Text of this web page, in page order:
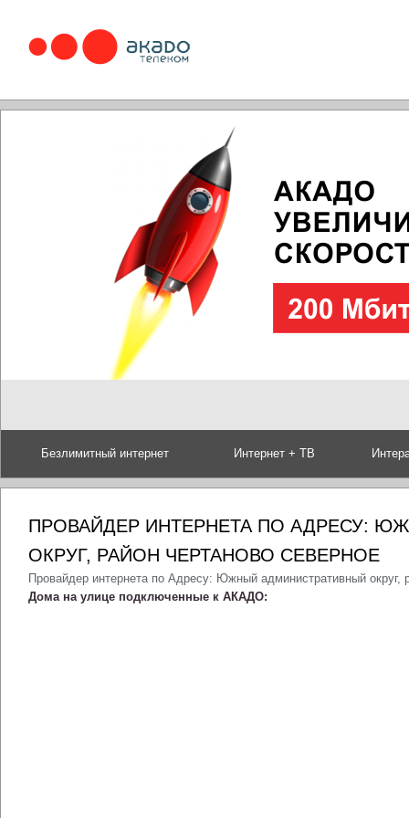
Безлимитный интернет Интернет + ТВ
ПРОВАЙДЕР ИНТЕРНЕТА ПО АДРЕСУ:
ОКРУГ, РАЙОН ЧЕРТАНОВО СЕВЕРНОЕ
Провайдер интернета по Адресу: Южный административный округ,
Дома на улице подключенные к АКАДО: